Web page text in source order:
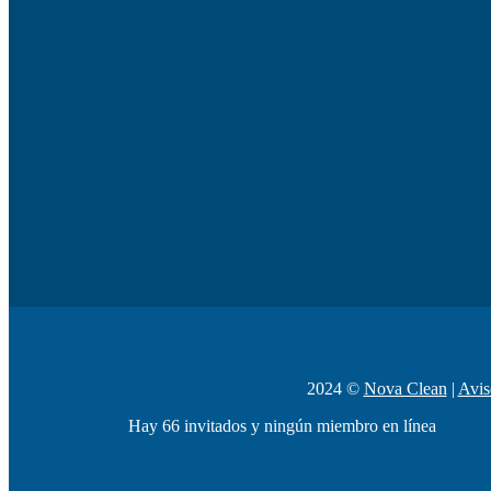
2024 © Nova Clean |
Hay 66 invitados y ningún miembro en línea